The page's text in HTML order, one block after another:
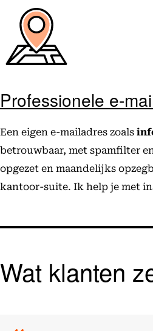
Professionele e-
Een eigen e-mailadres zoals
betrouwbaar, met spamfilter
opgezet en maandelijks
kantoor-suite. Ik help je met
Wat klanten